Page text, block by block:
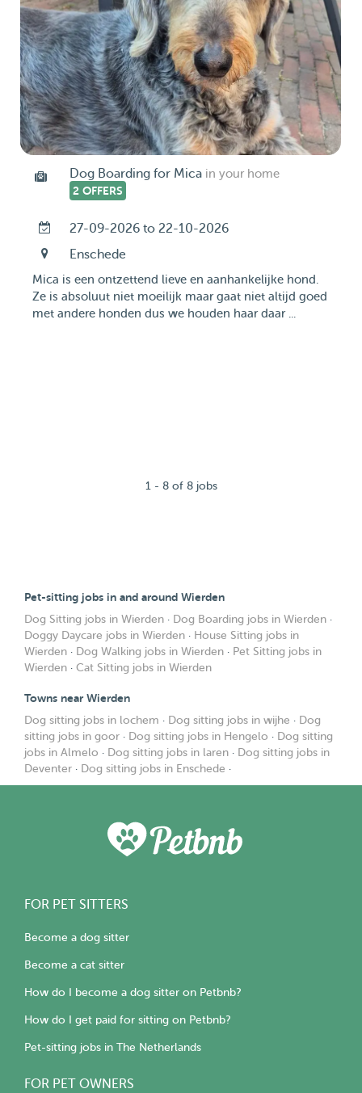
Dog Boarding for Mica in your home
2 OFFERS
27-09-2026 to 22-10-2026
Enschede
Mica is een ontzettend lieve en aanhankelijke hond.
Ze is absoluut niet moeilijk maar gaat niet altijd goed
met andere honden dus we houden haar daar ...
1 - 8 of 8 jobs
Pet-sitting jobs in and around Wierden
Dog Sitting jobs in Wierden · Dog Boarding jobs in Wierden ·
Doggy Daycare jobs in Wierden · House Sitting jobs in
Wierden · Dog Walking jobs in Wierden · Pet Sitting jobs in
Wierden · Cat Sitting jobs in Wierden
Towns near Wierden
Dog sitting jobs in lochem · Dog sitting jobs in wijhe · Dog
sitting jobs in goor · Dog sitting jobs in Hengelo · Dog sitting
jobs in Almelo · Dog sitting jobs in laren · Dog sitting jobs in
Deventer · Dog sitting jobs in Enschede ·
FOR PET SITTERS
Become a dog sitter
Become a cat sitter
How do I become a dog sitter on Petbnb?
How do I get paid for sitting on Petbnb?
Pet-sitting jobs in The Netherlands
FOR PET OWNERS